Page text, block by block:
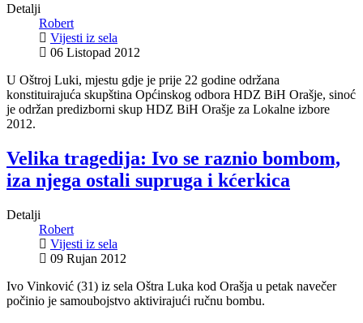
Detalji
Robert
Vijesti iz sela
06 Listopad 2012
U Oštroj Luki, mjestu gdje je prije 22 godine održana
konstituirajuća skupština Općinskog odbora HDZ BiH Orašje, sinoć
je održan predizborni skup HDZ BiH Orašje za Lokalne izbore
2012.
Velika tragedija: Ivo se raznio bombom,
iza njega ostali supruga i kćerkica
Detalji
Robert
Vijesti iz sela
09 Rujan 2012
Ivo Vinković (31) iz sela Oštra Luka kod Orašja u petak navečer
počinio je samoubojstvo aktivirajući ručnu bombu.